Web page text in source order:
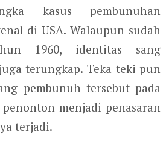
kasus pembunuhan
di USA. Walaupun sudah
1960, identitas sang
terungkap. Teka teki pun
pembunuh tersebut pada
menjadi penasaran
terjadi.